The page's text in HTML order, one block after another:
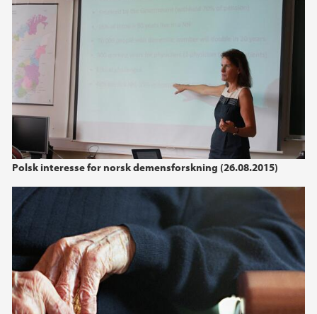
Polsk interesse for norsk demensforskning (26.08.2015)
2020
2019
2018